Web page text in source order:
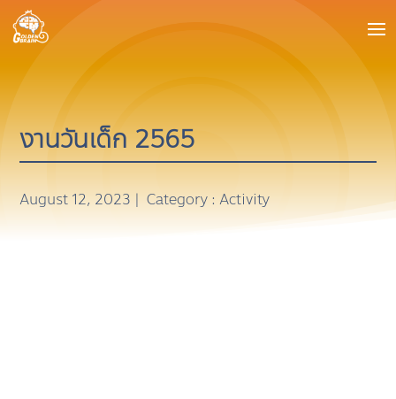
งานวันเด็ก 2565
August 12, 2023 | Category :Activity